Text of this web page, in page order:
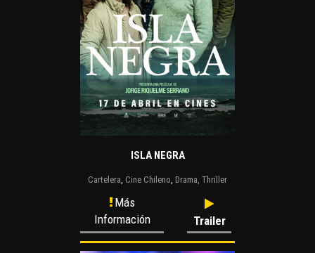
ISLA NEGRA
Cartelera, Cine Chileno, Drama, Thriller
Más
Información
Trailer